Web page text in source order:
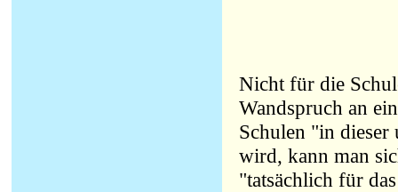
Nicht für die
Wandspruch an
Schulen "in dieser
wird, kann man
"tatsächlich für